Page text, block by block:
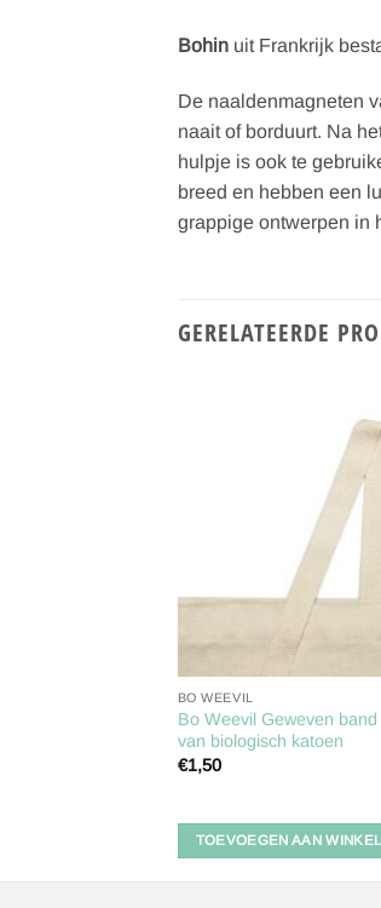
Bohin uit Frankrijk
De naaldenmagneten
naait of borduurt. Na
hulpje is ook te
breed en hebben een
grappige ontwerpen in
GERELATEERDE
BO WEEVIL
Bo Weevil Geweven
van biologisch katoen
€1,50
TOEVOEGEN AAN